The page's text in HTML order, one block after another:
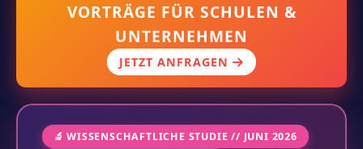
VORTRÄGE FÜR SCHULEN &
UNTERNEHMEN
JETZT ANFRAGEN
🔬 WISSENSCHAFTLICHE STUDIE // JUNI 2026